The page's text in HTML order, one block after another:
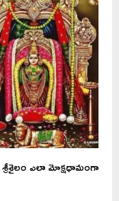
శ్రీశైలం ఎలా మోక్షధామంగా